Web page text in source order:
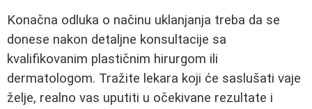
Konačna odluka o načinu uklanjanja treba da se
donese nakon detaljne konsultacije sa
kvalifikovanim plastičnim hirurgom ili
dermatologom. Tražite lekara koji će saslušati vaje
želje, realno vas uputiti u očekivane rezultate i